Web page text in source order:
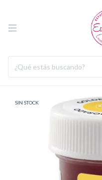
SIN STOCK